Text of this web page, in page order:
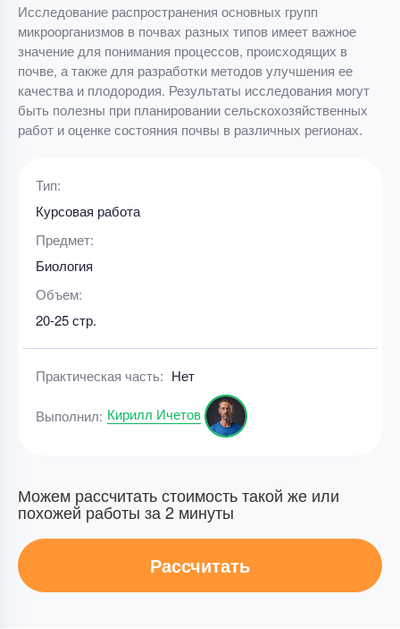
Исследование распространения основных групп
микроорганизмов в почвах разных типов имеет важное
значение для понимания процессов, происходящих в
почве, а также для разработки методов улучшения ее
качества и плодородия. Результаты исследования могут
быть полезны при планировании сельскохозяйственных
работ и оценке состояния почвы в различных регионах.
Тип:
Курсовая работа
Предмет:
Биология
Объем:
20-25 стр.
Практическая часть: Нет
Выполнил: Кирилл Ичетов
Можем рассчитать стоимость такой же или
похожей работы за 2 минуты
Рассчитать